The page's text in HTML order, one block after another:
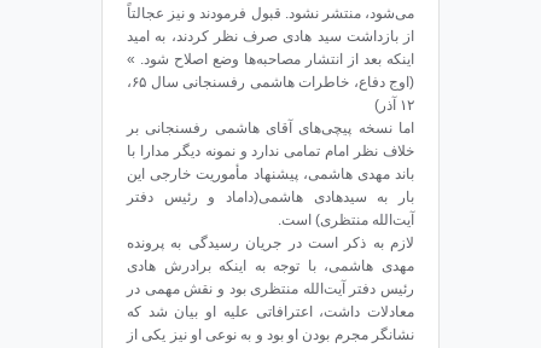
می‌شود، منتشر نشود. قبول فرمودند و نیز عجالتاً
از بازداشت سید هادی صرف نظر کردند، به امید
اینکه بعد از انتشار مصاحبه‌ها وضع اصلاح شود. »
(اوج دفاع، خاطرات هاشمی رفسنجانی سال ۶۵،
۱۲ آذر)
اما نسخه پیچی‌های آقای هاشمی رفسنجانی بر
خلاف نظر امام تمامی ندارد و نمونه دیگر مدارا با
باند مهدی هاشمی، پیشنهاد مأموریت خارجی این
بار به سیدهادی هاشمی(داماد و رئیس دفتر
‌آیت‌الله منتظری) است.
لازم به ذکر است در جریان رسیدگی به پرونده
مهدی هاشمی، با توجه به اینکه برادرش هادی
رئیس دفتر ‌آیت‌الله منتظری بود و نقش مهمی در
معادلات داشت، اعترافاتی علیه او بیان شد که
نشانگر مجرم بودن او بود و به نوعی او نیز یکی از